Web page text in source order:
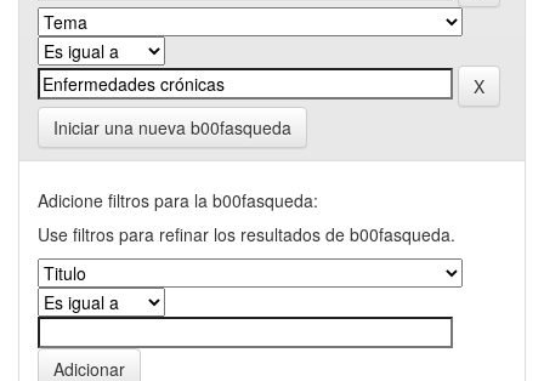
Iniciar una nueva b00fasqueda
Adicione filtros para la b00fasqueda:
Use filtros para refinar los resultados de b00fasqueda.